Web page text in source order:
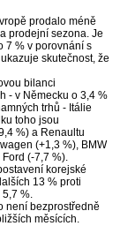
prodalo méně
prodejní sezona. Je
7 % v porovnání s
skutečnost, že
bilanci
- v Německu o 3,4 %
trhů - Itálie
toho jsou
%) a Renaultu
(+1,3 %), BMW
(-7,7 %).
korejské
13 % proti
5,7 %.
není bezprostředně
měsících.